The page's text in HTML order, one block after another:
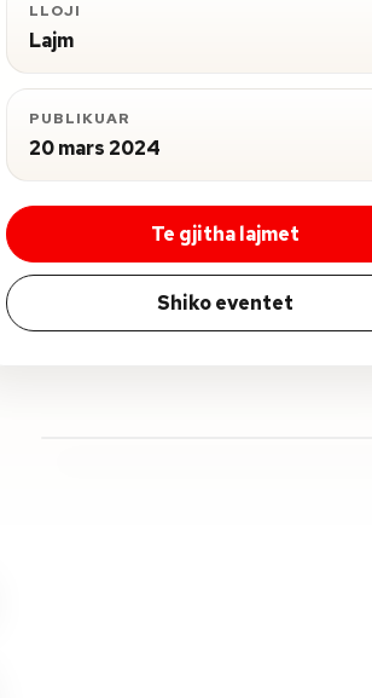
LLOJI
Lajm
PUBLIKUAR
20 mars 2024
Te gjitha lajmet
Shiko eventet